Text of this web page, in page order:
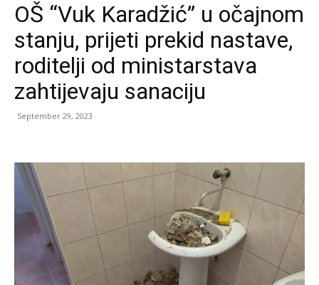
OŠ “Vuk Karadžić” u očajnom
stanju, prijeti prekid nastave,
roditelji od ministarstava
zahtijevaju sanaciju
September 29, 2023